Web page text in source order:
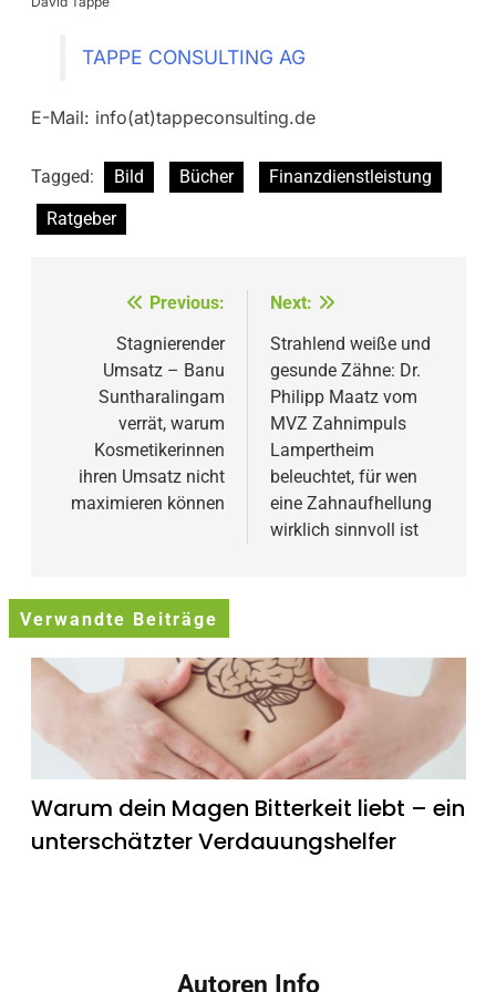
TAPPE CONSULTING AG
E-Mail: info(at)tappeconsulting.de
Tagged: Bild Bücher
Finanzdienstleistung
Ratgeber
Beitragsnavigation
Previous:
Stagnierender
Umsatz – Banu
Suntharalingam
verrät, warum
Kosmetikerinnen
ihren Umsatz nicht
maximieren können
Next:
Strahlend weiße und
gesunde Zähne: Dr.
Philipp Maatz vom
MVZ Zahnimpuls
Lampertheim
beleuchtet, für wen
eine Zahnaufhellung
wirklich sinnvoll ist
Verwandte Beiträge
Warum dein Magen Bitterkeit liebt – ein
unterschätzter Verdauungshelfer
Autoren Info